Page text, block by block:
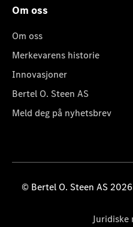
Om oss
Om oss
Merkevarens historie
Innovasjoner
Bertel O. Steen AS
Meld deg på nyhetsbrev
© Bertel O. Steen AS
Juridiske